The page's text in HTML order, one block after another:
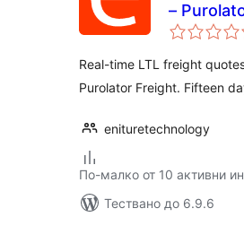
–
Real-time LTL freight
Purolator Freight. Fifteen
enituretechnology
По-малко от 10 активни
Тествано до 6.9.6